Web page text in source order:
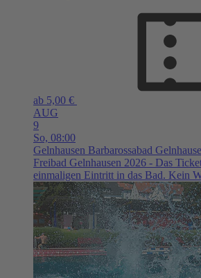
ab 5,00 €
AUG
9
So, 08:00
Gelnhausen Barbarossabad
Freibad Gelnhausen 2026 - Das
einmaligen Eintritt in das Bad. Kein